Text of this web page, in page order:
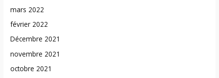
mars 2022
février 2022
Décembre 2021
novembre 2021
octobre 2021